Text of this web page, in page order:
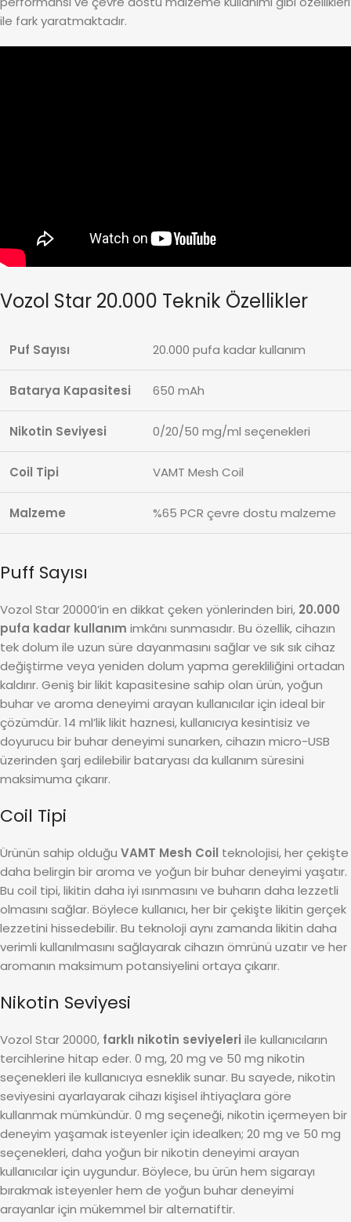
ile fark yaratmaktadır.
Vozol Star 20.000 Teknik Özellikler
Puf Sayısı 20.000 pufa kadar kullanım
Batarya Kapasitesi 650 mAh
Nikotin Seviyesi 0/20/50 mg/ml seçenekleri
Coil Tipi VAMT Mesh Coil
Malzeme %65 PCR çevre dostu malzeme
Puff Sayısı
Vozol Star 20000’in en dikkat çeken yönlerinden biri, 20.000
pufa kadar kullanım imkânı sunmasıdır. Bu özellik, cihazın
tek dolum ile uzun süre dayanmasını sağlar ve sık sık cihaz
değiştirme veya yeniden dolum yapma gerekliliğini ortadan
kaldırır. Geniş bir likit kapasitesine sahip olan ürün, yoğun
buhar ve aroma deneyimi arayan kullanıcılar için ideal bir
çözümdür. 14 ml’lik likit haznesi, kullanıcıya kesintisiz ve
doyurucu bir buhar deneyimi sunarken, cihazın micro-USB
üzerinden şarj edilebilir bataryası da kullanım süresini
maksimuma çıkarır.
Coil Tipi
Ürünün sahip olduğu VAMT Mesh Coil teknolojisi, her çekişte
daha belirgin bir aroma ve yoğun bir buhar deneyimi yaşatır.
Bu coil tipi, likitin daha iyi ısınmasını ve buharın daha lezzetli
olmasını sağlar. Böylece kullanıcı, her bir çekişte likitin gerçek
lezzetini hissedebilir. Bu teknoloji aynı zamanda likitin daha
verimli kullanılmasını sağlayarak cihazın ömrünü uzatır ve her
aromanın maksimum potansiyelini ortaya çıkarır.
Nikotin Seviyesi
Vozol Star 20000, farklı nikotin seviyeleri ile kullanıcıların
tercihlerine hitap eder. 0 mg, 20 mg ve 50 mg nikotin
seçenekleri ile kullanıcıya esneklik sunar. Bu sayede, nikotin
seviyesini ayarlayarak cihazı kişisel ihtiyaçlara göre
kullanmak mümkündür. 0 mg seçeneği, nikotin içermeyen bir
deneyim yaşamak isteyenler için idealken; 20 mg ve 50 mg
seçenekleri, daha yoğun bir nikotin deneyimi arayan
kullanıcılar için uygundur. Böylece, bu ürün hem sigarayı
bırakmak isteyenler hem de yoğun buhar deneyimi
arayanlar için mükemmel bir alternatiftir.